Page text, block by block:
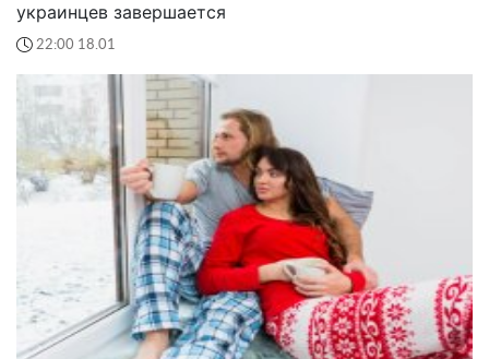
украинцев завершается
22:00 18.01